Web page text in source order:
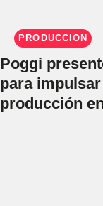
PRODUCCIÓN
Poggi
para
producción